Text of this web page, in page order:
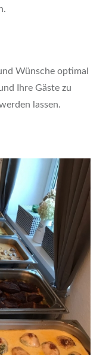
Wünsche optimal
Ihre Gäste zu
lassen.